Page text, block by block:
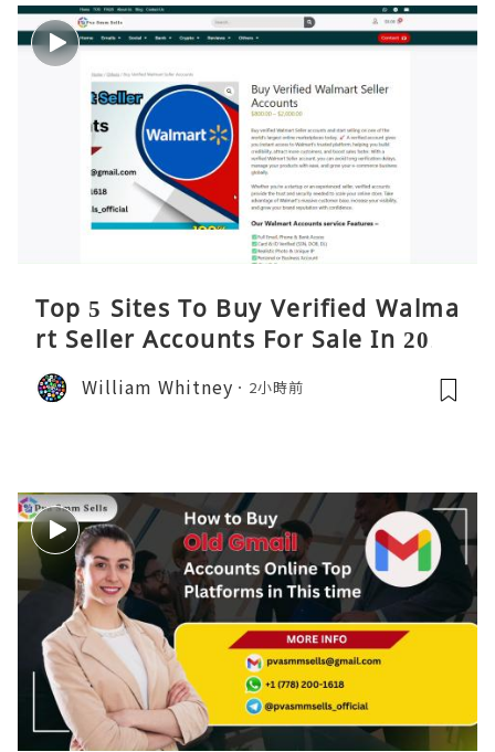
Top 5 Sites To Buy Verified Walma
rt Seller Accounts For Sale In 2026
William Whitney 2小時前